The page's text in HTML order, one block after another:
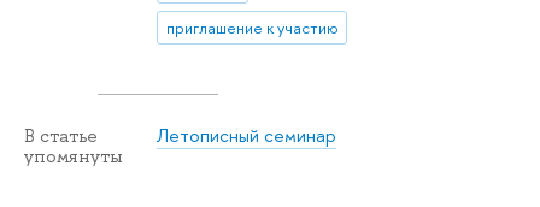
приглашение к участию
В статье
упомянуты
Летописный семинар